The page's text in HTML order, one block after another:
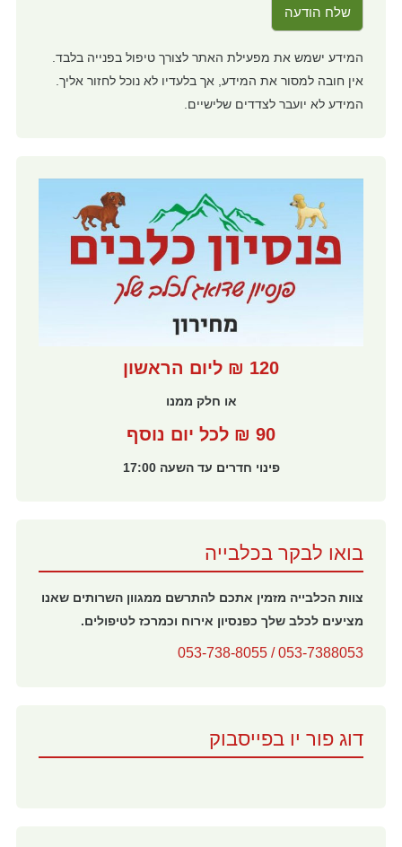
המידע ישמש את מפעילת האתר לצורך טיפול בפנייה בלבד.
אין חובה למסור את המידע, אך בלעדיו לא נוכל לחזור אליך.
המידע לא יועבר לצדדים שלישיים.
120 ₪ ליום הראשון
או חלק ממנו
90 ₪ לכל יום נוסף
פינוי חדרים עד השעה 17:00
בואו לבקר בכלבייה
צוות הכלבייה מזמין אתכם להתרשם ממגוון השרותים שאנו
מציעים לכלב שלך כפנסיון אירוח וכמרכז לטיפולים.
053-7388053 / 053-738-8055
דוג פור יו בפייסבוק